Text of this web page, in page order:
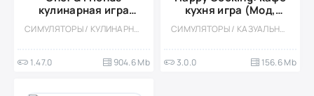
кулинарная игра
[Мод, Много денег]СИМУЛЯТОРЫ / КУЛИНАРНАЯ / КАЗУАЛЬНЫЕ / ОДНОПОЛЬЗОВАТЕЛЬСКИЕ / СТИЛИЗАЦИЯ / ОФЛАЙН / ДЕВОЧКАМ / МОД / ВСТРОЕННЫЙ КЕШ
1.47.0 904.6 Mb
кухня игра (Мод,
Много денег)
СИМУЛЯТОРЫ / КАЗУАЛЬНЫЕ / ОДНОПОЛЬЗОВАТЕЛЬСКИЕ / СТИЛИЗАЦИЯ / ОФЛАЙН / МОД / ВСТРОЕННЫЙ КЕШ / КУЛИНАРНАЯ / ДЕВОЧКАМ
3.0.0 156.6 Mb